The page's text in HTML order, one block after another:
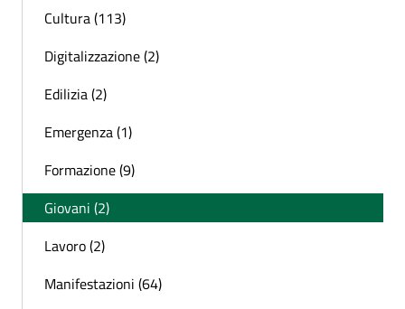
Cultura (113)
Digitalizzazione (2)
Edilizia (2)
Emergenza (1)
Formazione (9)
Giovani (2)
Lavoro (2)
Manifestazioni (64)